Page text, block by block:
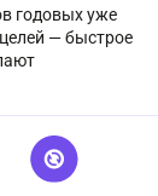
годовых уже
— быстрое